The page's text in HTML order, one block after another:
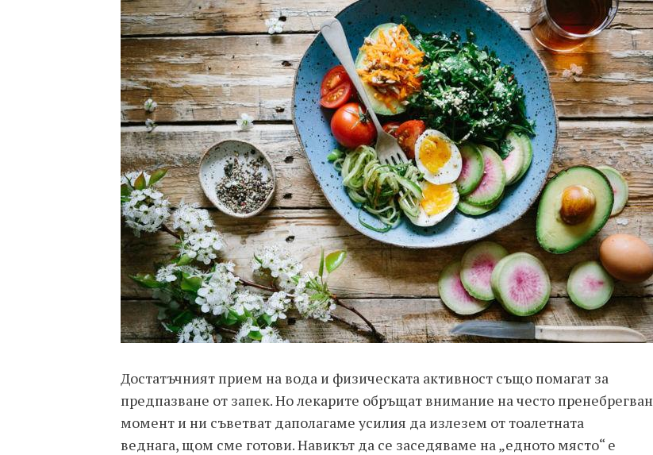
Достатъчният прием на вода и физическата активност също помагат за
предпазване от запек. Но лекарите обръщат внимание на често пренебрегван
момент и ни съветват даполагаме усилия да излезем от тоалетната
веднага, щом сме готови. Навикът да се заседяваме на „едното място“ е